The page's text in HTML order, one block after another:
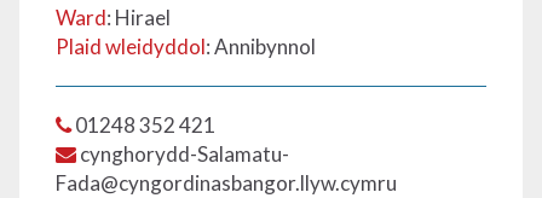
Ward: Hirael
Plaid wleidyddol: Annibynnol
01248 352 421
cynghorydd-Salamatu-
Fada@cyngordinasbangor.llyw.cymru